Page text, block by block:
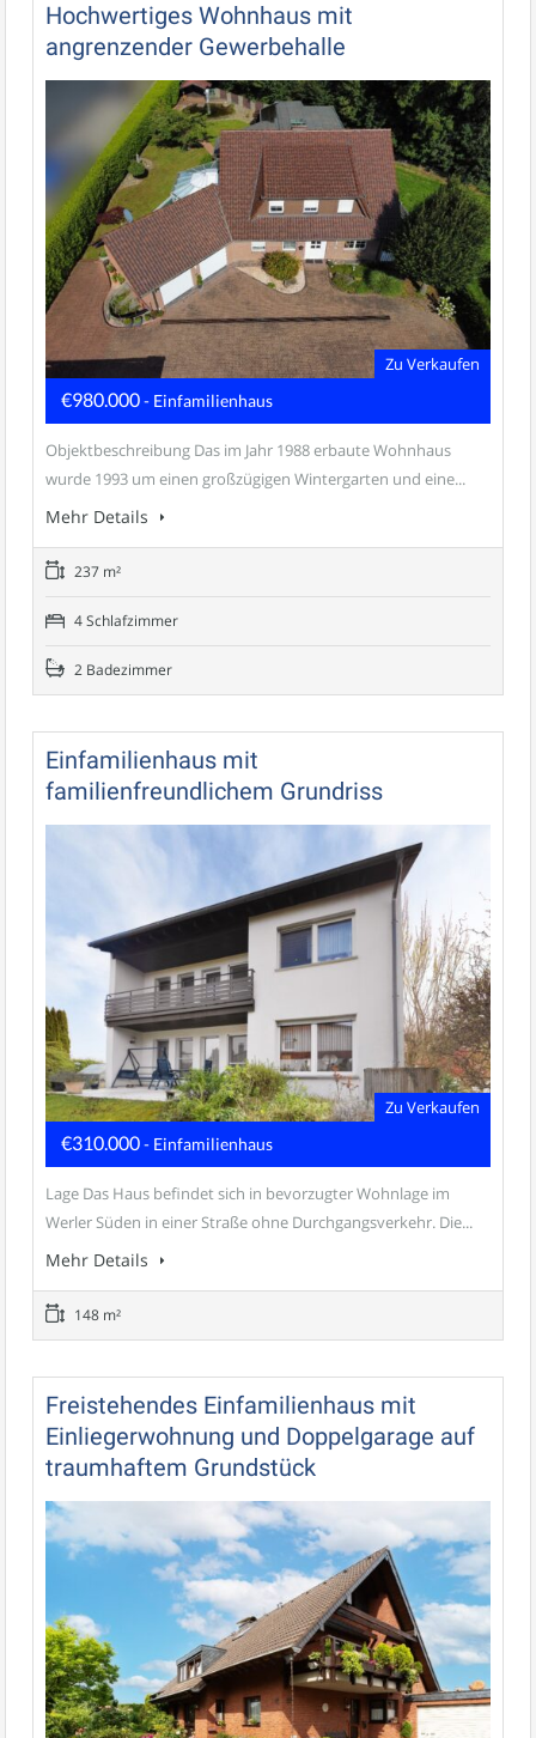
Hochwertiges Wohnhaus mit
angrenzender Gewerbehalle
Zu Verkaufen
€980.000- Einfamilienhaus
Objektbeschreibung Das im Jahr 1988 erbaute Wohnhaus
wurde 1993 um einen großzügigen Wintergarten und eine...
Mehr Details
237 m²
4 Schlafzimmer
2 Badezimmer
Einfamilienhaus mit
familienfreundlichem Grundriss
Zu Verkaufen
€310.000- Einfamilienhaus
Lage Das Haus befindet sich in bevorzugter Wohnlage im
Werler Süden in einer Straße ohne Durchgangsverkehr. Die...
Mehr Details
148 m²
Freistehendes Einfamilienhaus mit
Einliegerwohnung und Doppelgarage auf
traumhaftem Grundstück